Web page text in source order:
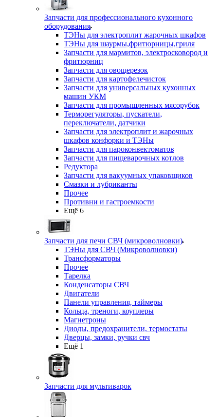
Запчасти для профессионального кухонного
оборудования
ТЭНы для электроплит жарочных шкафов
ТЭНы для шаурмы,фритюрницы,гриля
Запчасти для мармитов, электросковород и
фритюрниц
Запчасти для овощерезок
Запчасти для картофелечисток
Запчасти для универсальных кухонных
машин УКМ
Запчасти для промышленных мясорубок
Терморегуляторы, пускатели,
переключатели, датчики
Запчасти для электроплит и жарочных
шкафов конфорки и ТЭНы
Запчасти для пароконвектоматов
Запчасти для пищеварочных котлов
Редуктора
Запчасти для вакуумных упаковщиков
Смазки и лубриканты
Прочее
Противни и гастроемкости
Ещё 6
Запчасти для печи СВЧ (микроволновки)
ТЭНы для СВЧ (Микроволновки)
Трансформаторы
Прочее
Тарелка
Конденсаторы СВЧ
Двигатели
Панели управления, таймеры
Кольца, треноги, коуплеры
Магнетроны
Диоды, предохранители, термостаты
Дверцы, замки, ручки свч
Ещё 1
Запчасти для мультиварок